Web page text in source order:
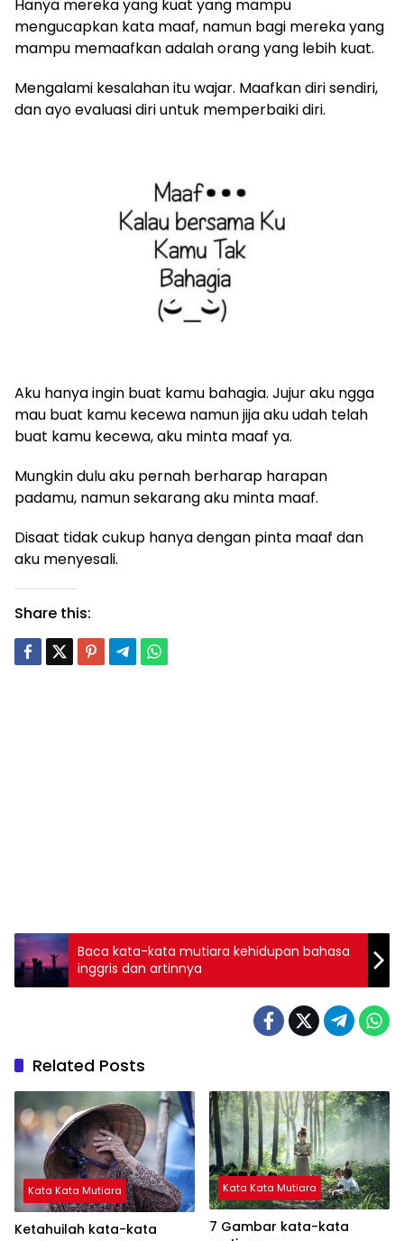
Hanya mereka yang kuat yang mampu
mengucapkan kata maaf, namun bagi mereka yang
mampu memaafkan adalah orang yang lebih kuat.
Mengalami kesalahan itu wajar. Maafkan diri sendiri,
dan ayo evaluasi diri untuk memperbaiki diri.
Aku hanya ingin buat kamu bahagia. Jujur aku ngga
mau buat kamu kecewa namun jija aku udah telah
buat kamu kecewa, aku minta maaf ya.
Mungkin dulu aku pernah berharap harapan
padamu, namun sekarang aku minta maaf.
Disaat tidak cukup hanya dengan pinta maaf dan
aku menyesali.
Share this:
Baca kata-kata mutiara kehidupan bahasa
inggris dan artinnya
Related Posts
Kata Kata Mutiara
Ketahuilah kata-kata
Kata Kata Mutiara
7 Gambar kata-kata